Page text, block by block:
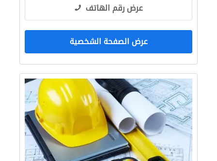
عرض رقم الهاتف
عرض الصفحة الشخصية